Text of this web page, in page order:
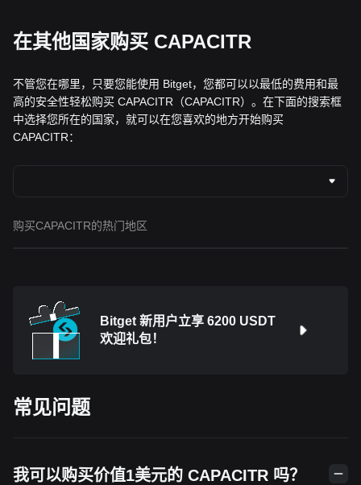
在其他国家购买 CAPACITR
不管您在哪里，只要您能使用 Bitget，您都可以以最低的费用和最
高的安全性轻松购买 CAPACITR（CAPACITR）。在下面的搜索框
中选择您所在的国家，就可以在您喜欢的地方开始购买
CAPACITR：
购买CAPACITR的热门地区
Bitget 新用户立享 6200 USDT
欢迎礼包！
常见问题
我可以购买价值1美元的 CAPACITR 吗？